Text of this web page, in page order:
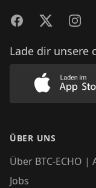
FacebookTwitter
Lade dir unsere
ÜBER UNS
Über BTC-ECHO |
Jobs